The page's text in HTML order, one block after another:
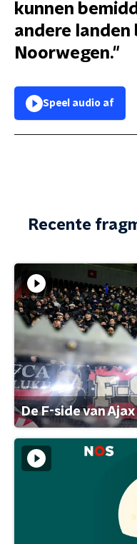
kunnen
andere landen
Noorwegen."
Speel audio af
Recente
De F-side van